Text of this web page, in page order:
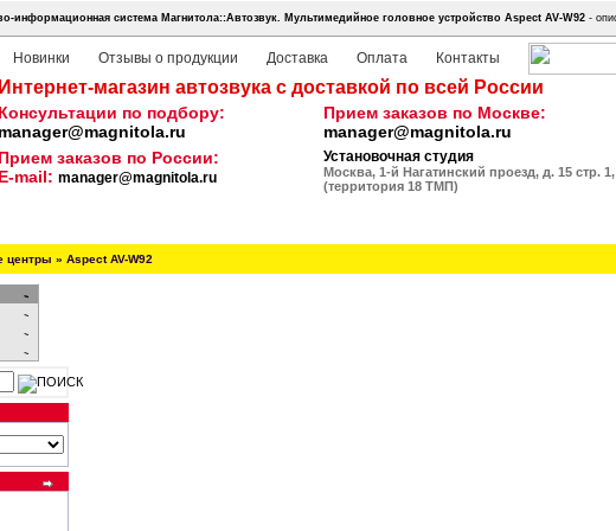
информационная система Магнитола::Автозвук. Мультимедийное головное устройство Aspect AV-W92-
Новинки Отзывы о продукции Доставка Оплата Контакты
Интернет-магазин автозвука с доставкой по всей России
Консультации по подбору:
manager@magnitola.ru
Прием заказов по Москве:
manager@magnitola.ru
Прием заказов по России:
E-mail: manager@magnitola.ru
Установочная студия
Москва, 1-й Нагатинский проезд, д. 15 стр. 1,
(территория 18 ТМП)
центры » Aspect AV-W92